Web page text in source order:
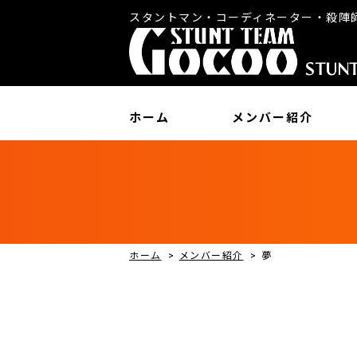
スタントマン・コーディネーター・殺陣
ホーム メンバー紹介
ホーム > メンバー紹介 > 夢